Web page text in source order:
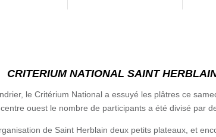
CRITERIUM NATIONAL SAINT
le Critérium National a essuyé les plâtres ce
ouest le nombre de participants a été divisé par
de Saint Herblain deux petits plateaux, et